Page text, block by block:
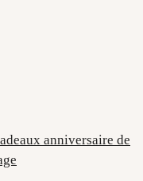
anniversaire de